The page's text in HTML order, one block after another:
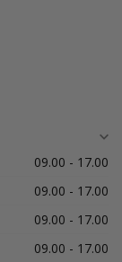
09.00 - 17.00
09.00 - 17.00
09.00 - 17.00
09.00 - 17.00